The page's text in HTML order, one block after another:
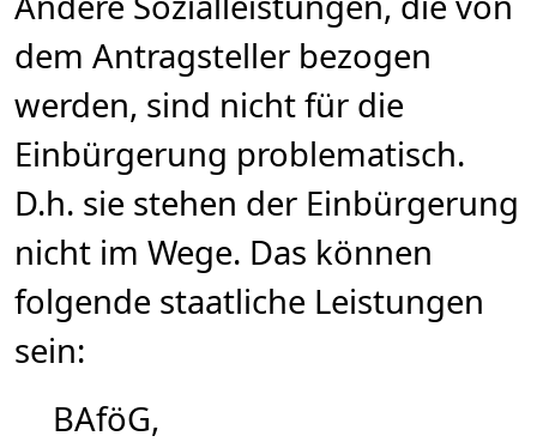
dem Antragsteller bezogen
werden, sind nicht für die
Einbürgerung problematisch.
D.h. sie stehen der Einbürgerung
nicht im Wege. Das können
folgende staatliche Leistungen
sein:
BAföG,